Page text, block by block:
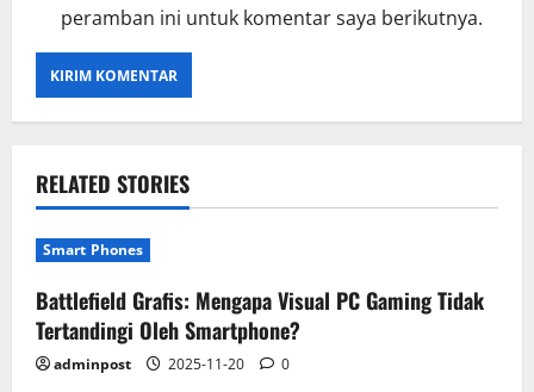
peramban ini untuk komentar saya berikutnya.
RELATED STORIES
Smart Phones
Battlefield Grafis: Mengapa Visual PC Gaming Tidak
Tertandingi Oleh Smartphone?
adminpost 2025-11-20 0